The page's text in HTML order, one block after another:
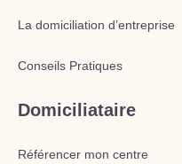
La domiciliation d’entreprise
Conseils Pratiques
Domiciliataire
Référencer mon centre